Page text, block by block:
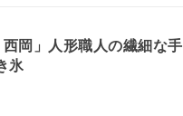
西岡」人形職人の繊細な手
氷